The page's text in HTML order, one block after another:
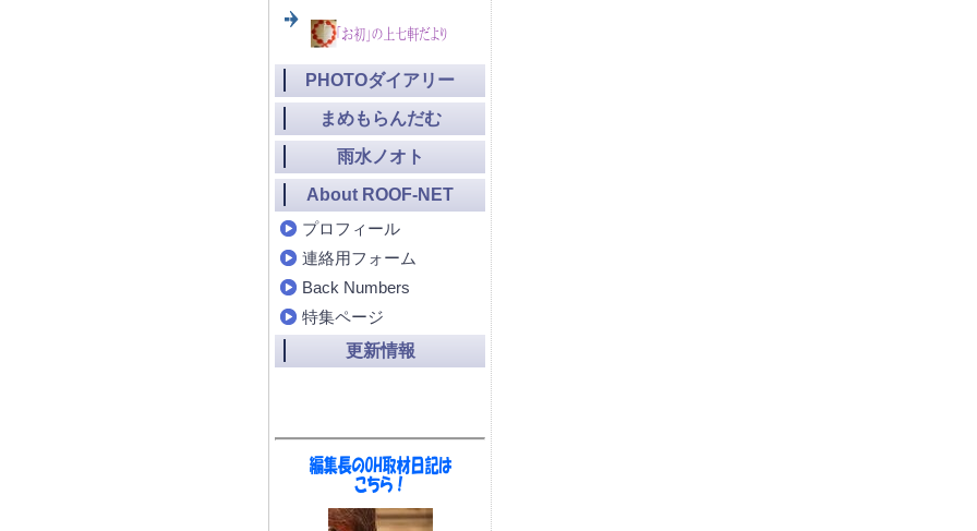
PHOTOダイアリー
まめもらんだむ
雨水ノオト
About ROOF-NET
プロフィール
連絡用フォーム
Back Numbers
特集ページ
更新情報